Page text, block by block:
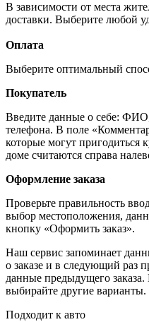
В зависимости от места
доставки. Выберите любой
Оплата
Выберите оптимальный
Покупатель
Введите данные о себе:
телефона. В поле
которые могут пригодиться
доме считаются справа
Оформление заказа
Проверьте правильность
выбор местоположения,
кнопку «Оформить заказ».
Наш сервис запоминает
о заказе и в следующий раз
данные предыдущего
выбирайте другие варианты.
Подходит к авто